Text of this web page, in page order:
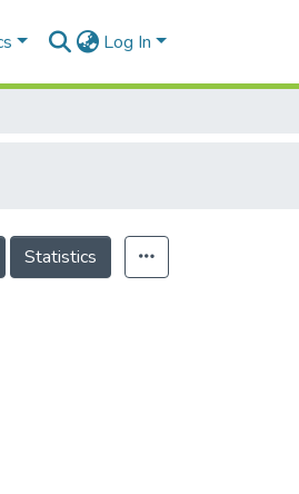
Log In
Statistics